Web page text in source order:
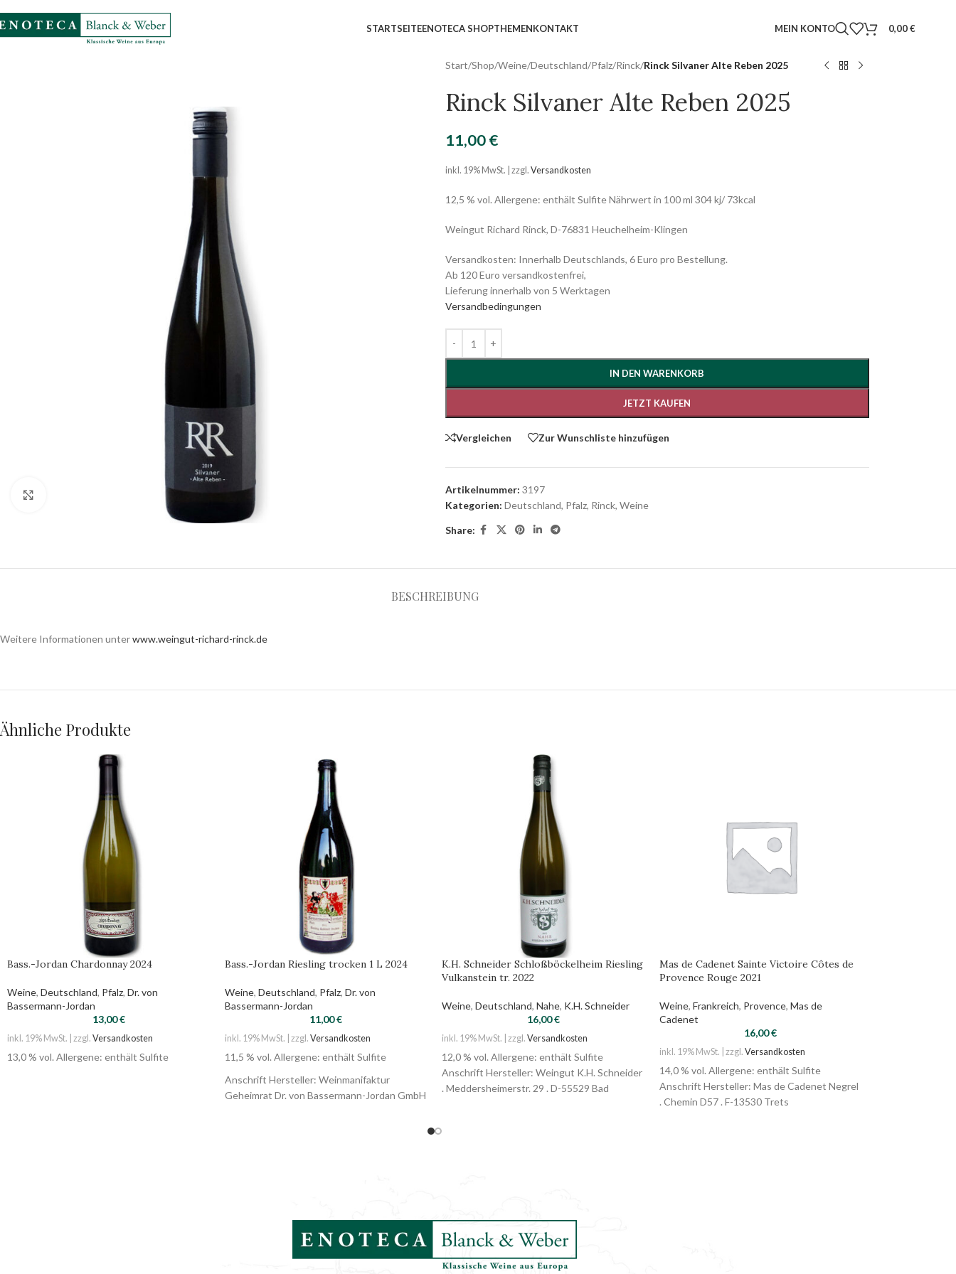
STARTSEITEENOTECA SHOPTHEMENKONTAKT MEIN KONTO 0,00€
Start/Shop/Weine/Deutschland/Pfalz/Rinck/Rinck Silvaner Alte Reben 2025
Rinck Silvaner Alte Reben 2025
11,00€
inkl. 19% MwSt. | zzgl. Versandkosten
12,5 % vol. Allergene: enthält Sulfite Nährwert in 100 ml 304 kj/ 73kcal
Weingut Richard Rinck, D-76831 Heuchelheim-Klingen
Versandkosten: Innerhalb Deutschlands, 6 Euro pro Bestellung.
Ab 120 Euro versandkostenfrei,
Lieferung innerhalb von 5 Werktagen
Versandbedingungen
IN DEN WARENKORB
JETZT KAUFEN
Vergleichen Zur Wunschliste hinzufügen
Artikelnummer: 3197
Kategorien: Deutschland, Pfalz, Rinck, Weine
Share:
BESCHREIBUNG
Weitere Informationen unterwww.weingut-richard-rinck.de
Ähnliche Produkte
Bass.-Jordan Chardonnay 2024
Weine, Deutschland, Pfalz, Dr. von
Bassermann-Jordan
13,00€
inkl. 19% MwSt. | zzgl. Versandkosten
13,0 % vol. Allergene: enthält Sulfite
Bass.-Jordan Riesling trocken 1 L 2024
Weine, Deutschland, Pfalz, Dr. von
Bassermann-Jordan
11,00€
inkl. 19% MwSt. | zzgl. Versandkosten
11,5 % vol. Allergene: enthält Sulfite
Anschrift Hersteller: Weinmanifaktur
Geheimrat Dr. von Bassermann-Jordan GmbH
K.H. Schneider Schloßböckelheim Riesling
Vulkanstein tr. 2022
Weine, Deutschland, Nahe, K.H. Schneider
16,00€
inkl. 19% MwSt. | zzgl. Versandkosten
12,0 % vol. Allergene: enthält Sulfite
Anschrift Hersteller: Weingut K.H. Schneider
. Meddersheimerstr. 29 . D-55529 Bad
Mas de Cadenet Sainte Victoire Côtes de
Provence Rouge 2021
Weine, Frankreich, Provence, Mas de
Cadenet
16,00€
inkl. 19% MwSt. | zzgl. Versandkosten
14,0 % vol. Allergene: enthält Sulfite
Anschrift Hersteller: Mas de Cadenet Negrel
. Chemin D57 . F-13530 Trets